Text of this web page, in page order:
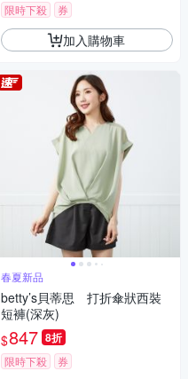
限時下殺 券
加入購物車
春夏新品
betty’s貝蒂思 打折傘狀西裝
短褲(深灰)
$847 8折
限時下殺 券